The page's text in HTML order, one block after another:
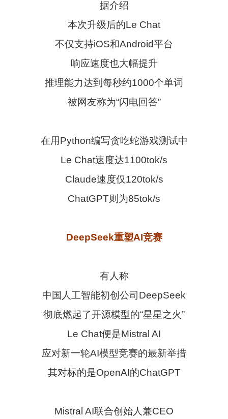
据介绍
本次升级后的Le Chat
不仅支持iOS和Android平台
响应速度也大幅提升
推理能力达到每秒约1000个单词
被网友称为“闪电回答”
在用Python编写贪吃蛇游戏测试中
Le Chat速度达1100tok/s
Claude速度仅120tok/s
ChatGPT则为85tok/s
DeepSeek重塑AI竞赛
有人称
中国人工智能初创公司DeepSeek
彻底燃起了开源模型的“星星之火”
Le Chat便是Mistral AI
应对新一轮AI模型竞赛的最新举措
其对标的是OpenAI的ChatGPT
Mistral AI联合创始人兼CEO